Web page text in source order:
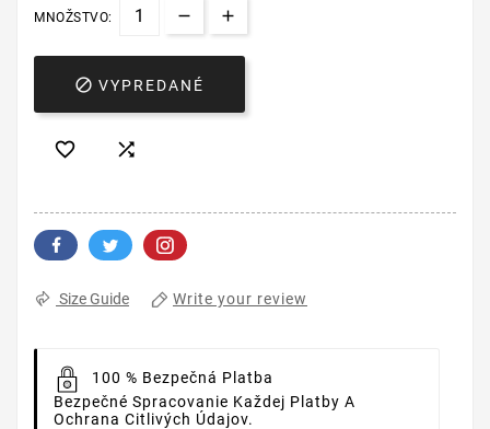
MNOŽSTVO:
 VYPREDANÉ
 
Size Guide Write your review
100 % Bezpečná Platba
Bezpečné Spracovanie Každej Platby A
Ochrana Citlivých Údajov.